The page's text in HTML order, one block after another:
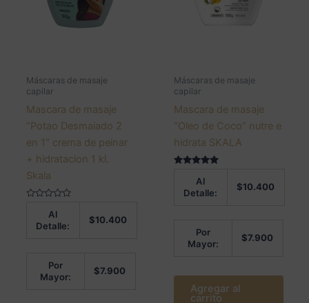
Máscaras de masaje
capilar
Mascara de masaje
“Potao Desmaiado 2
en 1” crema de peinar
+ hidratacion 1 kl.
Skala
Al
Detalle:
$10.400
Por
Mayor:
$7.900
Máscaras de masaje
capilar
Mascara de masaje
“Oleo de Coco” nutre e
hidrata SKALA
de 5
Al
Detalle:
$10.400
Por
Mayor:
$7.900
Agregar al
carrito